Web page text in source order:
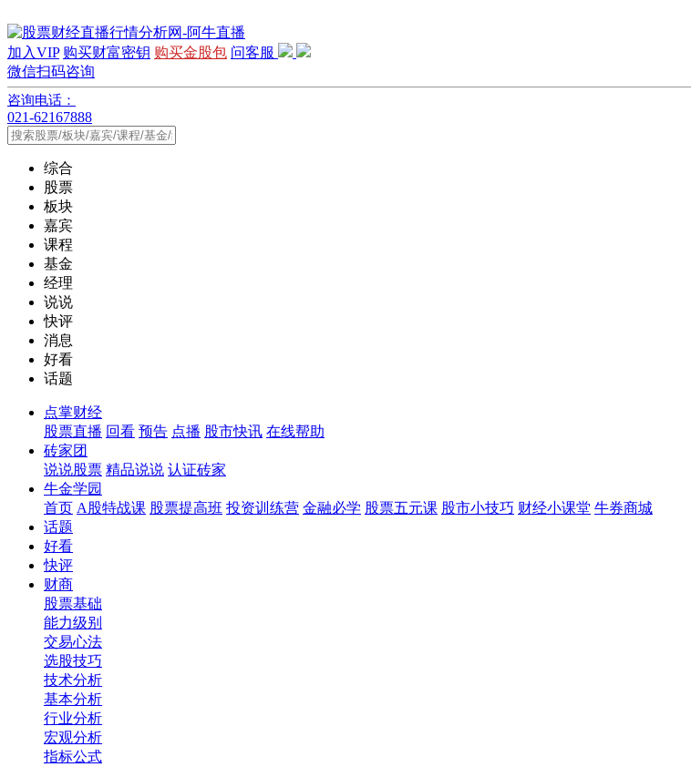
加入VIP 购买财富密钥 购买金股包 问客服
微信扫码咨询
咨询电话：
021-62167888
综合
股票
板块
嘉宾
课程
基金
经理
说说
快评
消息
好看
话题
点掌财经
股票直播 回看 预告 点播 股市快讯 在线帮助
砖家团
说说股票 精品说说 认证砖家
牛金学园
首页 A股特战课 股票提高班 投资训练营 金融必学 股票五元课 股市小技巧 财经小课堂 牛券商城
话题
好看
快评
财商
股票基础
能力级别
交易心法
选股技巧
技术分析
基本分析
行业分析
宏观分析
指标公式